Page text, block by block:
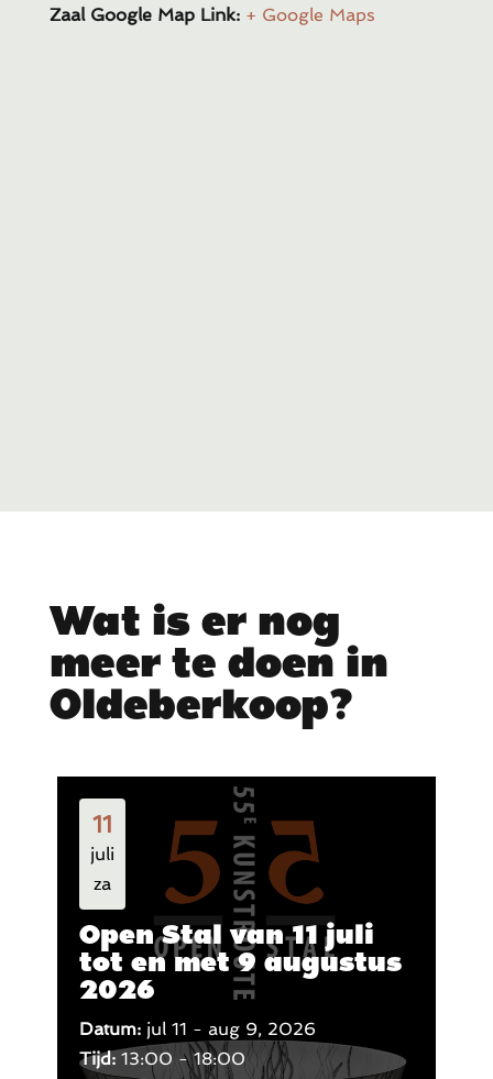
Zaal Google Map Link: + Google Maps
Wat is er nog
meer te doen in
Oldeberkoop?
11
juli
za
Open Stal van 11 juli
tot en met 9 augustus
2026
Datum: jul 11 - aug 9, 2026
Tijd: 13:00 - 18:00